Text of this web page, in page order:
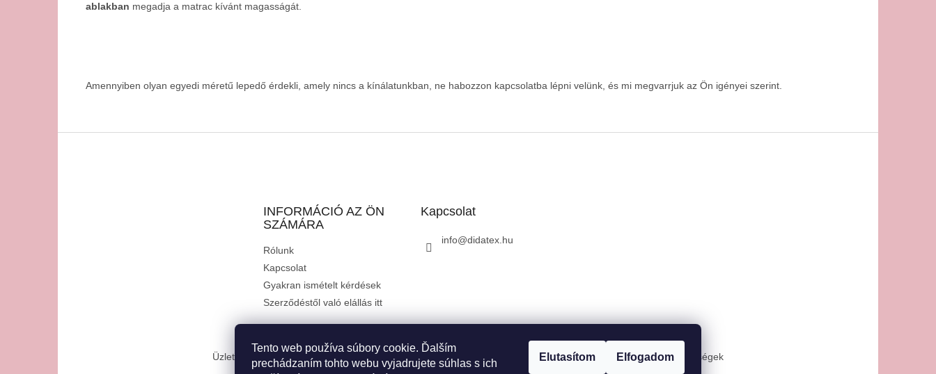
Tento web používa súbory cookie. Ďalším
prechádzaním tohto webu vyjadrujete súhlas s ich
Elutasítom Elfogadom
ablakban megadja a matrac kívánt magasságát.
Amennyiben olyan egyedi méretű lepedő érdekli, amely nincs a kínálatunkban, ne habozzon kapcsolatba lépni velünk, és mi megvarrjuk az Ön igényei szerint.
INFORMÁCIÓ AZ ÖN
SZÁMÁRA
Rólunk
Kapcsolat
Gyakran ismételt kérdések
Szerződéstől való elállás itt
Kapcsolat
info@didatex.hu
Üzleti feltételek (ÁSZF) Reklamáció Reklamációs űrlap Adatkezelési tájékoztató Szállítási és fizetési lehetőségek